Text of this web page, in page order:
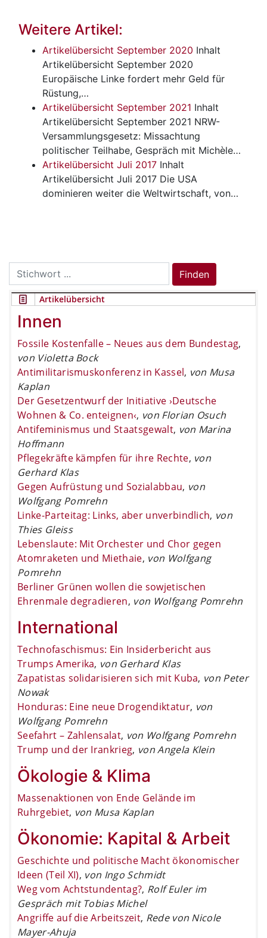
Weitere Artikel:
Artikelübersicht September 2020 Inhalt
Artikelübersicht September 2020
Europäische Linke fordert mehr Geld für
Rüstung,…
Artikelübersicht September 2021 Inhalt
Artikelübersicht September 2021 NRW-
Versammlungsgesetz: Missachtung
politischer Teilhabe, Gespräch mit Michèle…
Artikelübersicht Juli 2017 Inhalt
Artikelübersicht Juli 2017 Die USA
dominieren weiter die Weltwirtschaft, von…
Search
for:
Finden
Artikelübersicht
Innen
Fossile Kostenfalle – Neues aus dem Bundestag,
von Violetta Bock
Antimilitarismuskonferenz in Kassel, von Musa
Kaplan
Der Gesetzentwurf der Initiative ›Deutsche
Wohnen & Co. enteignen‹, von Florian Osuch
Antifeminismus und Staatsgewalt, von Marina
Hoffmann
Pflegekräfte kämpfen für ihre Rechte, von
Gerhard Klas
Gegen Aufrüstung und Sozialabbau, von
Wolfgang Pomrehn
Linke-Parteitag: Links, aber unverbindlich, von
Thies Gleiss
Lebenslaute: Mit Orchester und Chor gegen
Atomraketen und Miethaie, von Wolfgang
Pomrehn
Berliner Grünen wollen die sowjetischen
Ehrenmale degradieren, von Wolfgang Pomrehn
International
Technofaschismus: Ein Insiderbericht aus
Trumps Amerika, von Gerhard Klas
Zapatistas solidarisieren sich mit Kuba, von Peter
Nowak
Honduras: Eine neue Drogendiktatur, von
Wolfgang Pomrehn
Seefahrt – Zahlensalat, von Wolfgang Pomrehn
Trump und der Irankrieg, von Angela Klein
Ökologie & Klima
Massenaktionen von Ende Gelände im
Ruhrgebiet, von Musa Kaplan
Ökonomie: Kapital & Arbeit
Geschichte und politische Macht ökonomischer
Ideen (Teil XI), von Ingo Schmidt
Weg vom Achtstundentag?, Rolf Euler im
Gespräch mit Tobias Michel
Angriffe auf die Arbeitszeit, Rede von Nicole
Mayer-Ahuja